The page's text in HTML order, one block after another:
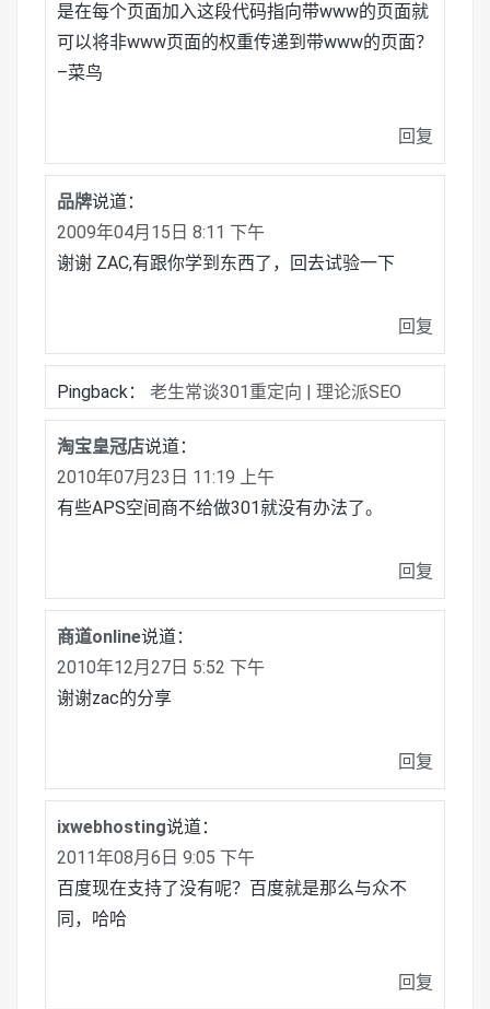
是在每个页面加入这段代码指向带www的页面就
可以将非www页面的权重传递到带www的页面？
–菜鸟
回复
品牌说道：
2009年04月15日 8:11 下午
谢谢 ZAC,有跟你学到东西了，回去试验一下
回复
Pingback： 老生常谈301重定向 | 理论派SEO
淘宝皇冠店说道：
2010年07月23日 11:19 上午
有些APS空间商不给做301就没有办法了。
回复
商道online说道：
2010年12月27日 5:52 下午
谢谢zac的分享
回复
ixwebhosting说道：
2011年08月6日 9:05 下午
百度现在支持了没有呢？百度就是那么与众不
同，哈哈
回复